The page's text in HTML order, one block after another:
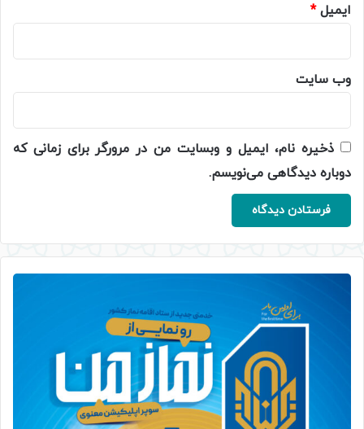
ایمیل*
وب‌ سایت
ذخیره نام، ایمیل و وبسایت من در مرورگر برای زمانی که
دوباره دیدگاهی می‌نویسم.